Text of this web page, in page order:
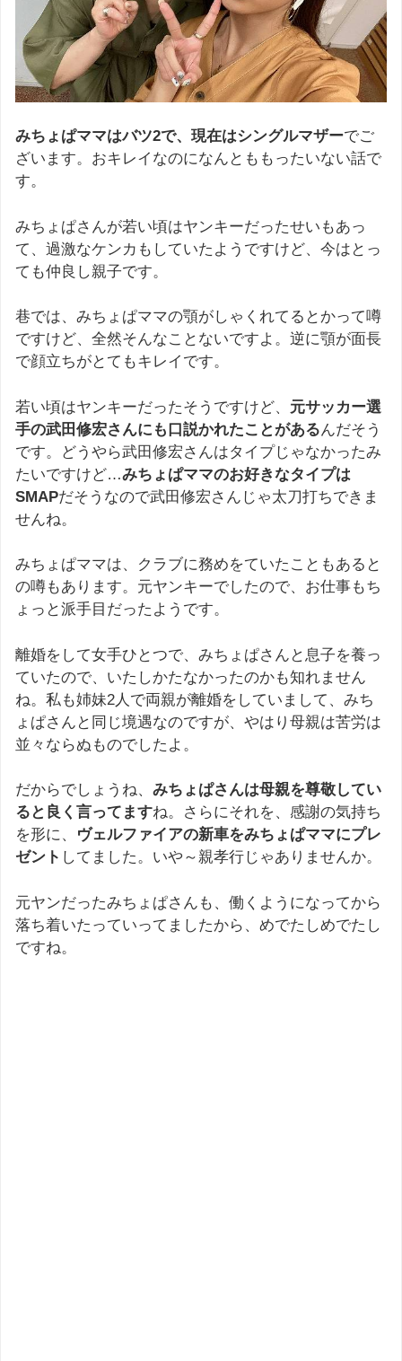
みちょぱママはバツ2で、現在はシングルマザーでご
ざいます。おキレイなのになんとももったいない話で
す。
みちょぱさんが若い頃はヤンキーだったせいもあっ
て、過激なケンカもしていたようですけど、今はとっ
ても仲良し親子です。
巷では、みちょぱママの顎がしゃくれてるとかって噂
ですけど、全然そんなことないですよ。逆に顎が面長
で顔立ちがとてもキレイです。
若い頃はヤンキーだったそうですけど、 元サッカー選
手の武田修宏さんにも口説かれたことがあるんだそう
です。どうやら武田修宏さんはタイプじゃなかったみ
たいですけど…みちょぱママのお好きなタイプは
SMAPだそうなので武田修宏さんじゃ太刀打ちできま
せんね。
みちょぱママは、クラブに務めをていたこともあると
の噂もあります。元ヤンキーでしたので、お仕事もち
ょっと派手目だったようです。
離婚をして女手ひとつで、みちょぱさんと息子を養っ
ていたので、いたしかたなかったのかも知れません
ね。私も姉妹2人で両親が離婚をしていまして、みち
ょぱさんと同じ境遇なのですが、やはり母親は苦労は
並々ならぬものでしたよ。
だからでしょうね、 みちょぱさんは母親を尊敬してい
ると良く言ってますね。さらにそれを、感謝の気持ち
を形に、
ヴェルファイアの新車をみちょぱママにプレ
ゼント してました。いや～親孝行じゃありませんか。
元ヤンだったみちょぱさんも、働くようになってから
落ち着いたっていってましたから、めでたしめでたし
ですね。